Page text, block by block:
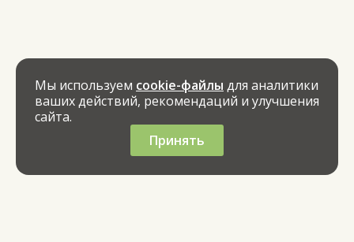
Мы используем cookie-файлы для аналитики
ваших действий, рекомендаций и улучшения
сайта.
Принять